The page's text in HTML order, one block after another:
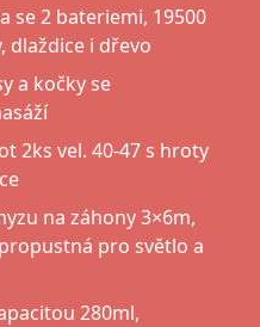
se 2 bateriemi, 19500
dlaždice i dřevo
a kočky se
2ks vel. 40-47 s hroty
na záhony 3×6m,
pro světlo a
280ml,